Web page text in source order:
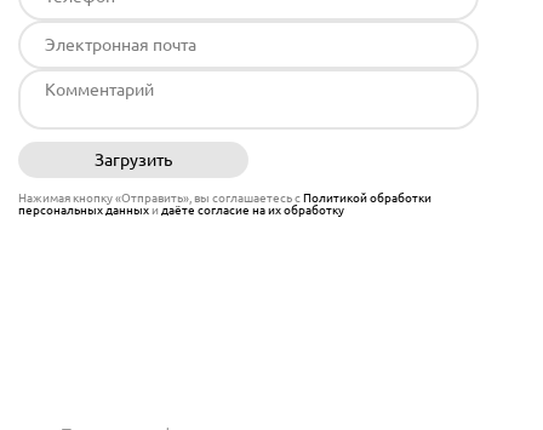
Загрузить
Нажимая кнопку «Отправить», вы соглашаетесь сПолитикой обработки
персональных данныхи даёте согласие на их обработку